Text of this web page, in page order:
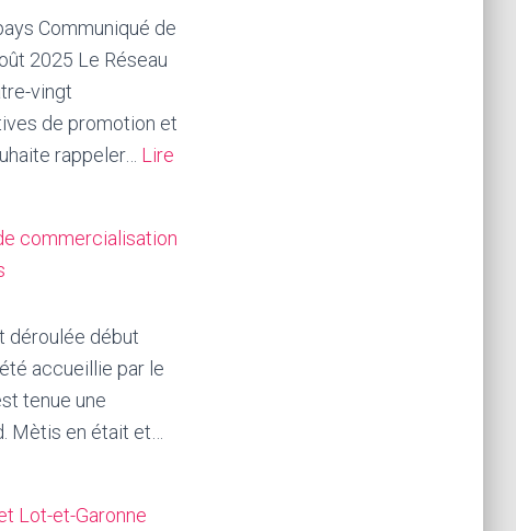
Communiqué de
2025 Le Réseau
vingt
de promotion et
rappeler… Lire
commercialisation
déroulée début
accueillie par le
tenue une
en était et…
Lot-et-Garonne